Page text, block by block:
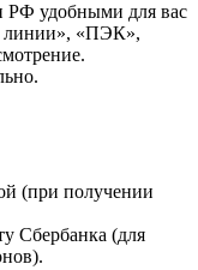
РФ удобными для вас
линии», «ПЭК»,
(при получении
Сбербанка (для